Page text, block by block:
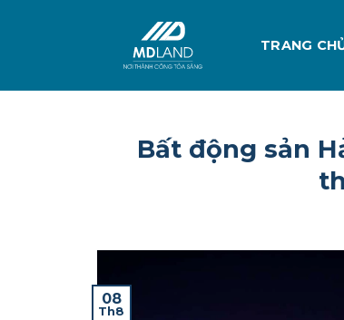
TRANG
Bất động sản
08
Th8